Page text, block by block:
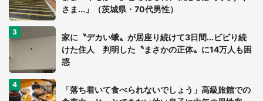
さま...」（茨城県・70代男性）
家に〝デカい蛾〟が居座り続けて3日間...ビビり続
けた住人 判明した〝まさかの正体〟に14万人も困
惑
「落ち着いて食べられないでしょう」高級旅館での